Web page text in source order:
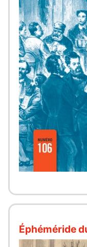
Éphéméride